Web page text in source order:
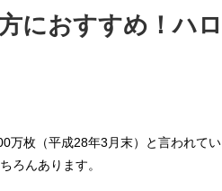
におすすめ！ハロ
万枚（平成28年3月末）と言われてい
ろんあります。